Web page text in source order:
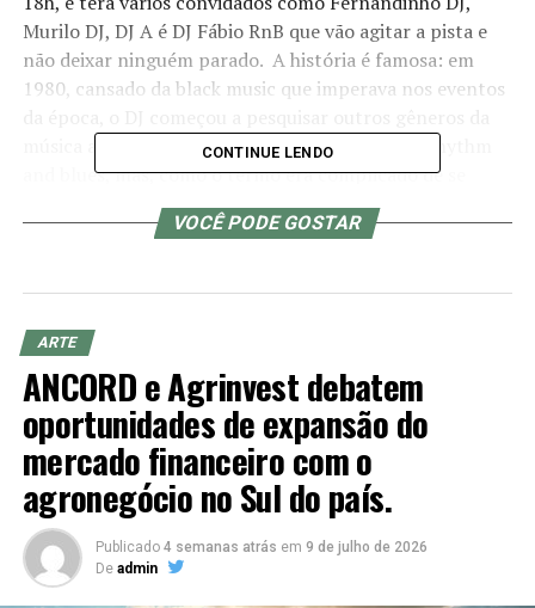
Murilo DJ, DJ A é DJ Fábio RnB que vão agitar a pista e
não deixar ninguém parado. A história é famosa: em
1980, cansado da black music que imperava nos eventos
música americana. Acabou se encantando pelo rhythm
and blues, mas, como o termo era complicado de se
pronunciar, resolveu rebatizá-lo. E tanto o nome como o
gênero se tornaram um sucesso: o charme se
segue firme até hoje, tendo parado até em uma novela
CONTINUE LENDO
VOCÊ PODE GOSTAR
ARTE
ANCORD e Agrinvest debatem
oportunidades de expansão do
mercado financeiro com o
agronegócio no Sul do país.
Publicado 4 semanas atrás em 9 de julho de 2026
De admin